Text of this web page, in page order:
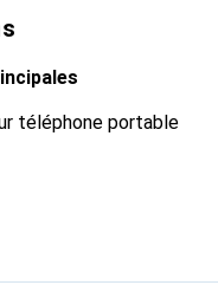
téléphone portable